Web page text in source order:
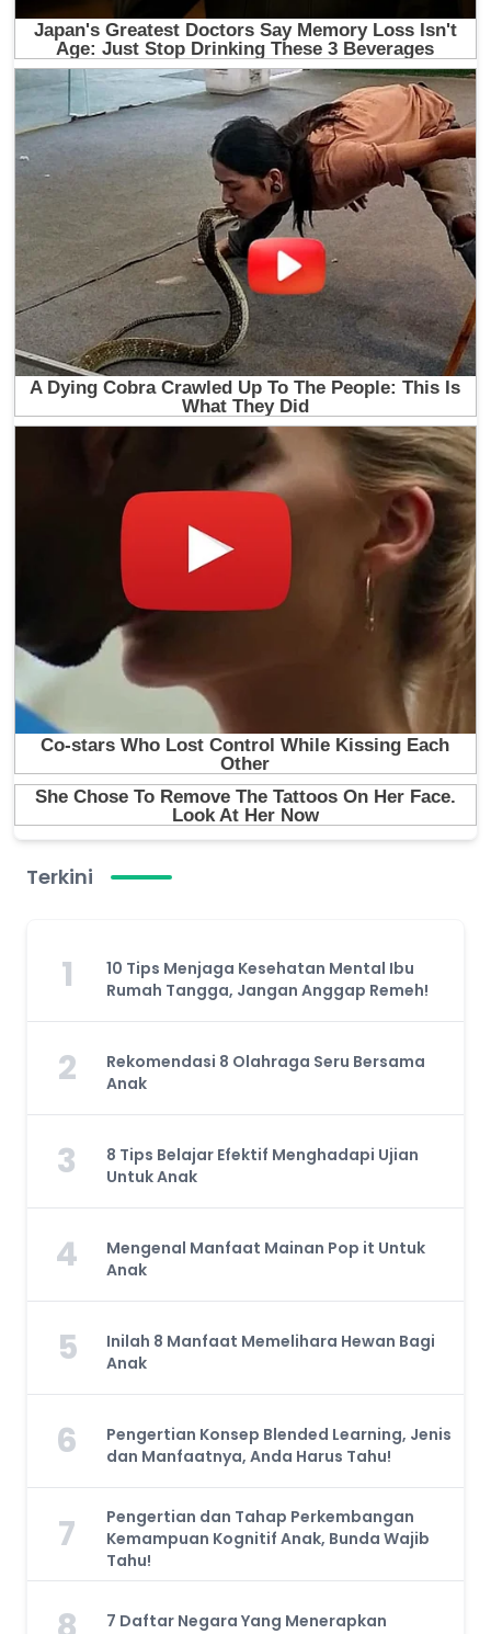
Terkini
1
10 Tips Menjaga Kesehatan Mental Ibu
Rumah Tangga, Jangan Anggap Remeh!
2
Rekomendasi 8 Olahraga Seru Bersama
Anak
3
8 Tips Belajar Efektif Menghadapi Ujian
Untuk Anak
4
Mengenal Manfaat Mainan Pop it Untuk
Anak
5
Inilah 8 Manfaat Memelihara Hewan Bagi
Anak
6
Pengertian Konsep Blended Learning, Jenis
dan Manfaatnya, Anda Harus Tahu!
7
Pengertian dan Tahap Perkembangan
Kemampuan Kognitif Anak, Bunda Wajib
Tahu!
7 Daftar Negara Yang Menerapkan